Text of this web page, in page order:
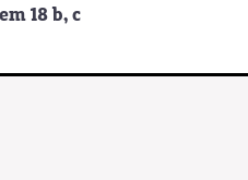
18 b, c